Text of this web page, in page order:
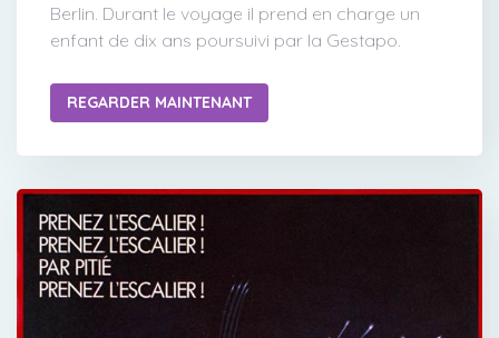
Berlin. Durant le voyage il prend en charge un
enfant de dix ans poursuivi par la Gestapo.
REGARDER MAINTENANT